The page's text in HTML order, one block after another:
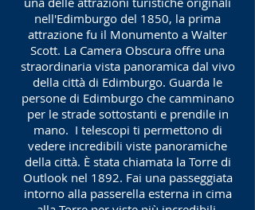
nell'Edimburgo del 1850, la prima
attrazione fu il Monumento a Walter
Scott. La Camera Obscura offre una
straordinaria vista panoramica dal vivo
della città di Edimburgo. Guarda le
persone di Edimburgo che camminano
per le strade sottostanti e prendile in
mano. I telescopi ti permettono di
vedere incredibili viste panoramiche
della città. È stata chiamata la Torre di
Outlook nel 1892. Fai una passeggiata
intorno alla passerella esterna in cima